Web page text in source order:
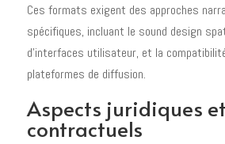
Ces formats exigent des approches
spécifiques, incluant le sound design
d'interfaces utilisateur, et la
plateformes de diffusion.
Aspects juridiques et
contractuels